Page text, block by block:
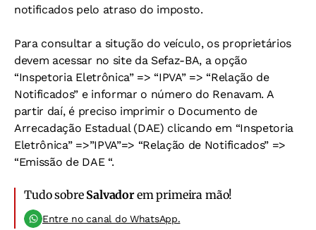
notificados pelo atraso do imposto.
Para consultar a situção do veículo, os proprietários
devem acessar no site da Sefaz-BA, a opção
“Inspetoria Eletrônica” => “IPVA” => “Relação de
Notificados” e informar o número do Renavam. A
partir daí, é preciso imprimir o Documento de
Arrecadação Estadual (DAE) clicando em “Inspetoria
Eletrônica” =>”IPVA”=> “Relação de Notificados” =>
“Emissão de DAE “.
Tudo sobre Salvadorem primeira mão!
Entre no canal do WhatsApp.